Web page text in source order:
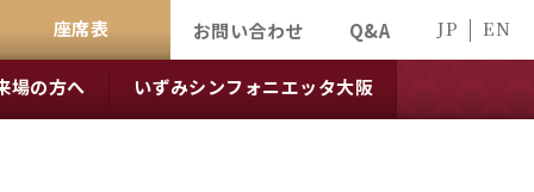
座席表 お問い合わせ Q&A JP EN
場の方へ いずみシンフォニエッタ大阪